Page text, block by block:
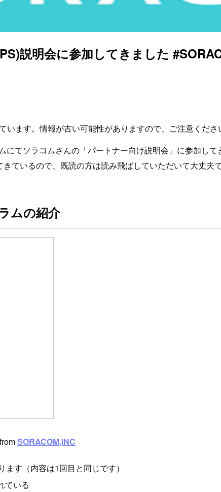
説明会に参加してきました
ます。情報が古い可能性がありますので、ご注意くださ
にてソラコムさんの「パートナー向け説明会」に参加し
ているので、既読の方は読み飛ばしていただいて大丈夫
ムの紹介
fromSORACOM,INC
す（内容は1回目と同じです）
ている